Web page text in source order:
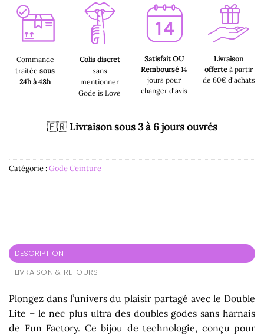
Commande
traitée sous
24h à 48h
Colis discret
sans
mentionner
Gode is Love
Satisfait OU
Remboursé14
jours pour
changer d'avis
Livraison
offerte à partir
de 60€ d'achats
🇫🇷 Livraison sous 3 à 6 jours ouvrés
Catégorie :Gode Ceinture
DESCRIPTION
LIVRAISON & RETOURS
Plongez dans l’univers du plaisir partagé avec le Double
Lite – le nec plus ultra des doubles godes sans harnais
de Fun Factory. Ce bijou de technologie, conçu pour